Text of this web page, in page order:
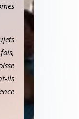
ils